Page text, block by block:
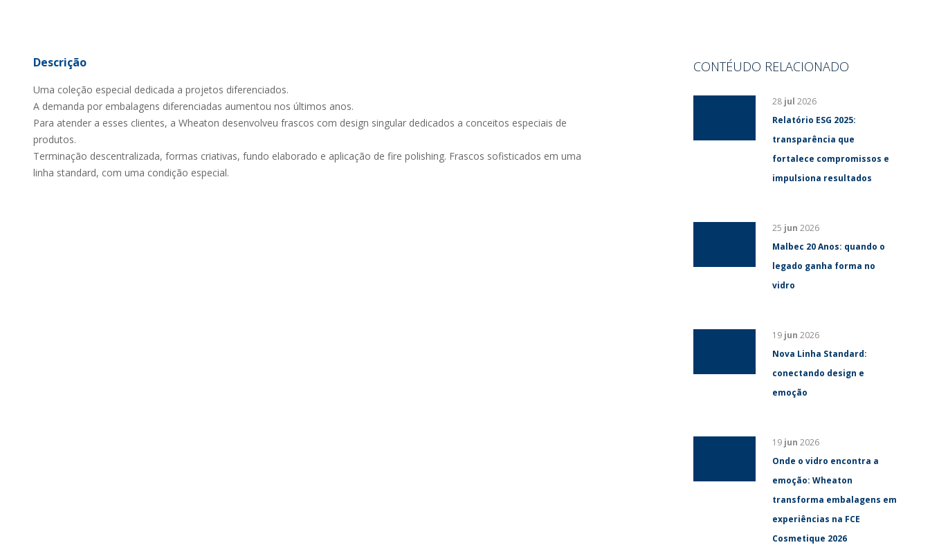
Descrição
Uma coleção especial dedicada a projetos diferenciados.
A demanda por embalagens diferenciadas aumentou nos últimos anos.
Para atender a esses clientes, a Wheaton desenvolveu frascos com design singular dedicados a conceitos especiais de
produtos.
Terminação descentralizada, formas criativas, fundo elaborado e aplicação de fire polishing. Frascos sofisticados em uma
linha standard, com uma condição especial.
CONTÉUDO RELACIONADO
28 jul 2026
Relatório ESG 2025:
transparência que
fortalece compromissos e
impulsiona resultados
25 jun 2026
Malbec 20 Anos: quando o
legado ganha forma no
vidro
19 jun 2026
Nova Linha Standard:
conectando design e
emoção
19 jun 2026
Onde o vidro encontra a
emoção: Wheaton
transforma embalagens em
experiências na FCE
Cosmetique 2026